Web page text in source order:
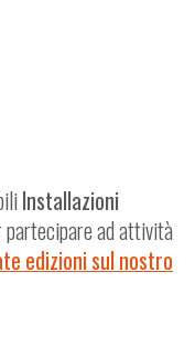
Installazioni
ad attività
edizioni sul nostro